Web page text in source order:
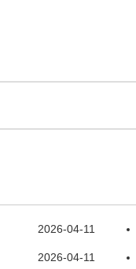
2026-04-11
2026-04-11